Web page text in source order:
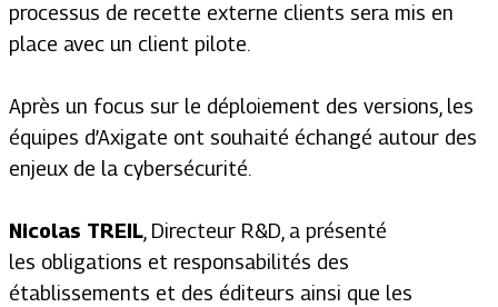
processus de recette externe clients sera mis en
place avec un client pilote.
Après un focus sur le déploiement des versions, les
équipes d’Axigate ont souhaité échangé autour des
enjeux de la cybersécurité.
Nicolas TREIL, Directeur R&D, a présenté
les obligations et responsabilités des
établissements et des éditeurs ainsi que les